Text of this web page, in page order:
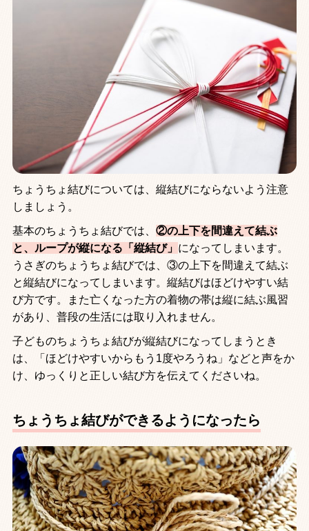
ちょうちょ結びについては、縦結びにならないよう注意
しましょう。
基本のちょうちょ結びでは、 ②の上下を間違えて結ぶ
と、ループが縦になる「縦結び」 になってしまいます。
うさぎのちょうちょ結びでは、③の上下を間違えて結ぶ
と縦結びになってしまいます。縦結びはほどけやすい結
び方です。また亡くなった方の着物の帯は縦に結ぶ風習
があり、普段の生活には取り入れません。
子どものちょうちょ結びが縦結びになってしまうとき
は、「ほどけやすいからもう 1度やろうね」などと声をか
け、ゆっくりと正しい結び方を伝えてくださいね。
ちょうちょ結びができるようになったら